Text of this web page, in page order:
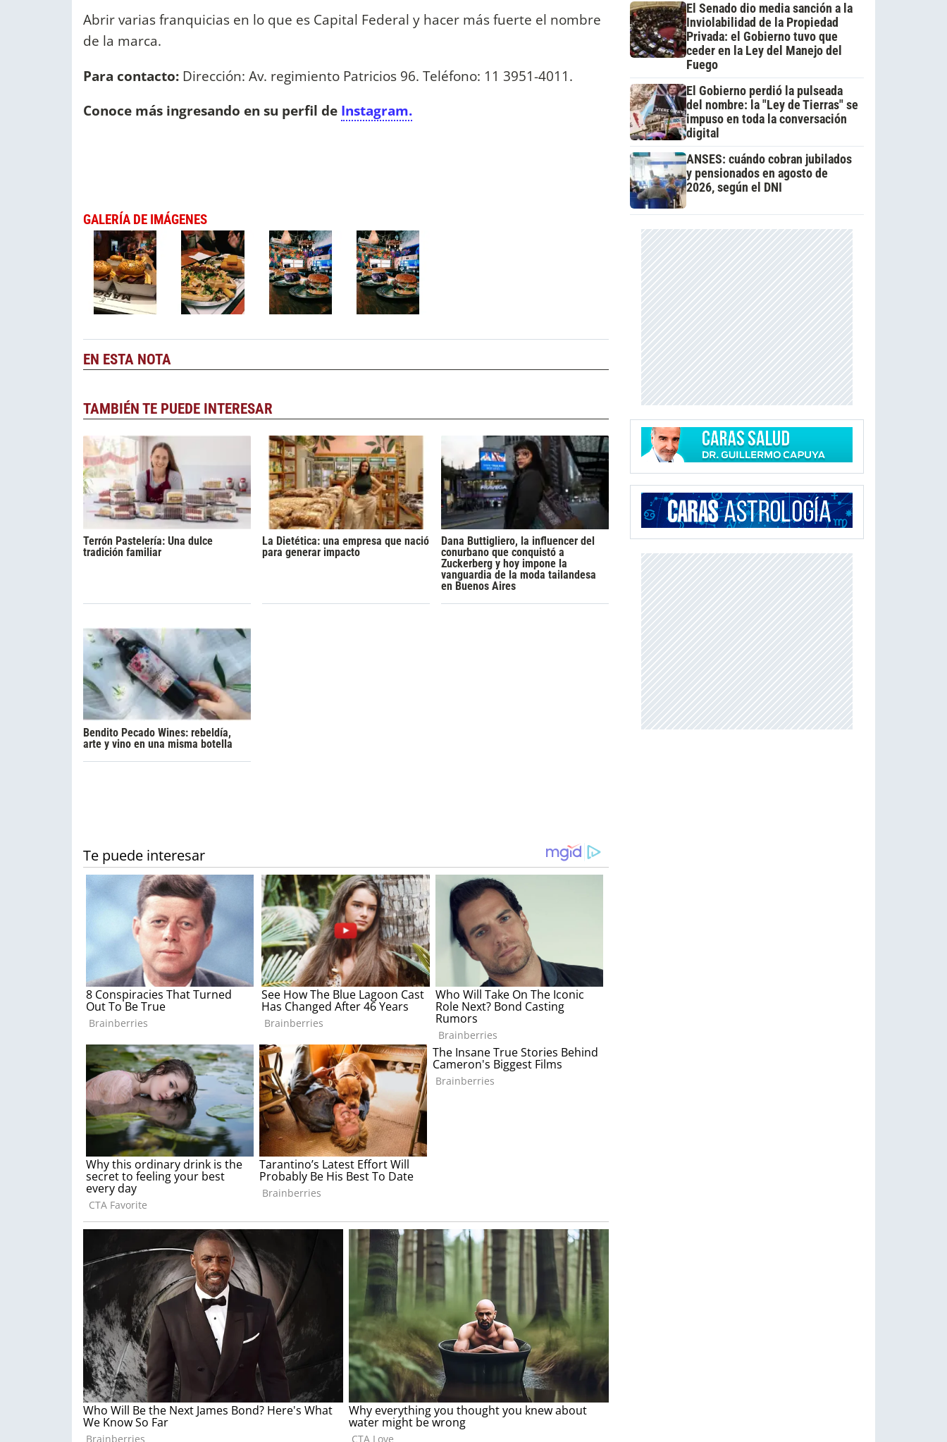
Abrir varias franquicias en lo que es Capital Federal y hacer más fuerte el nombre
de la marca.
Para contacto: Dirección: Av. regimiento Patricios 96. Teléfono: 11 3951-4011.
Conoce más ingresando en su perfil de Instagram.
GALERÍA DE IMÁGENES
EN ESTA NOTA
TAMBIÉN TE PUEDE INTERESAR
Terrón Pastelería: Una dulce
tradición familiar
La Dietética: una empresa que nació
para generar impacto
Dana Buttigliero, la influencer del
conurbano que conquistó a
Zuckerberg y hoy impone la
vanguardia de la moda tailandesa
en Buenos Aires
Bendito Pecado Wines: rebeldía,
arte y vino en una misma botella
El Senado dio media sanción a la
Inviolabilidad de la Propiedad
Privada: el Gobierno tuvo que
ceder en la Ley del Manejo del
Fuego
El Gobierno perdió la pulseada
del nombre: la "Ley de Tierras" se
impuso en toda la conversación
digital
ANSES: cuándo cobran jubilados
y pensionados en agosto de
2026, según el DNI